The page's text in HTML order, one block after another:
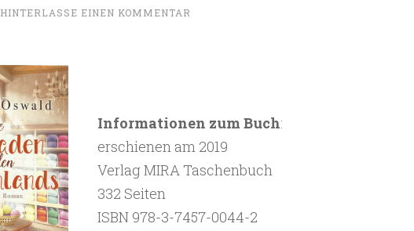
HINTERLASSE EINEN KOMMENTAR
Informationen zum Buch:
erschienen am 2019
Verlag MIRA Taschenbuch
332 Seiten
ISBN 978-3-7457-0044-2